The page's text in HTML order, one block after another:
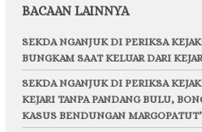
BACAAN LAINNYA
SEKDA NGANJUK DI PERIKSA
BUNGKAM SAAT KELUAR DARI
SEKDA NGANJUK DI PERIKSA
KEJARI TANPA PANDANG BULU,
KASUS BENDUNGAN MARGOPATUT’